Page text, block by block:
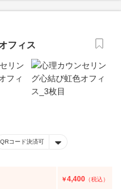
フィス
QRコード決済可
￥4,400 （税込）